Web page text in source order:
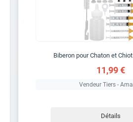
Biberon pour Chaton et
11,99 €
Vendeur Tiers -
Détails